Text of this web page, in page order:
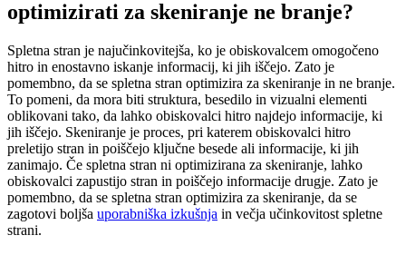
optimizirati za skeniranje ne branje?
Spletna stran je najučinkovitejša, ko je obiskovalcem omogočeno
hitro in enostavno iskanje informacij, ki jih iščejo. Zato je
pomembno, da se spletna stran optimizira za skeniranje in ne branje.
To pomeni, da mora biti struktura, besedilo in vizualni elementi
oblikovani tako, da lahko obiskovalci hitro najdejo informacije, ki
jih iščejo. Skeniranje je proces, pri katerem obiskovalci hitro
preletijo stran in poiščejo ključne besede ali informacije, ki jih
zanimajo. Če spletna stran ni optimizirana za skeniranje, lahko
obiskovalci zapustijo stran in poiščejo informacije drugje. Zato je
pomembno, da se spletna stran optimizira za skeniranje, da se
zagotovi boljša uporabniška izkušnja in večja učinkovitost spletne
strani.